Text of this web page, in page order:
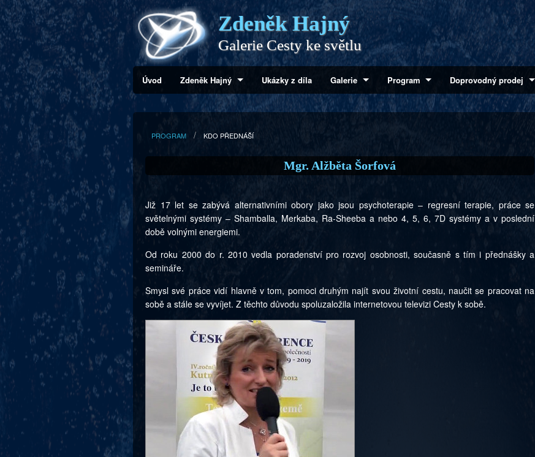
Zdeněk Hajný
Galerie Cesty ke světlu
Úvod Zdeněk Hajný Ukázky z díla Galerie Program Doprovodný prodej
PROGRAM KDO PŘEDNÁŠÍ
Mgr. Alžběta Šorfová
Již 17 let se zabývá alternativními obory jako jsou psychoterapie – regresní terapie, práce se
světelnými systémy – Shamballa, Merkaba, Ra-Sheeba a nebo 4, 5, 6, 7D systémy a v poslední
době volnými energiemi.
Od roku 2000 do r. 2010 vedla poradenství pro rozvoj osobnosti, současně s tím i přednášky a
semináře.
Smysl své práce vidí hlavně v tom, pomoci druhým najít svou životní cestu, naučit se pracovat na
sobě a stále se vyvíjet. Z těchto důvodu spoluzaložila internetovou televizi Cesty k sobě.